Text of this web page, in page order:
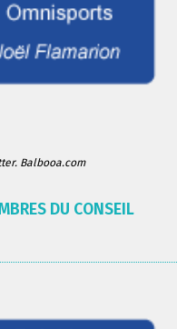
Balbooa.com
DU CONSEIL